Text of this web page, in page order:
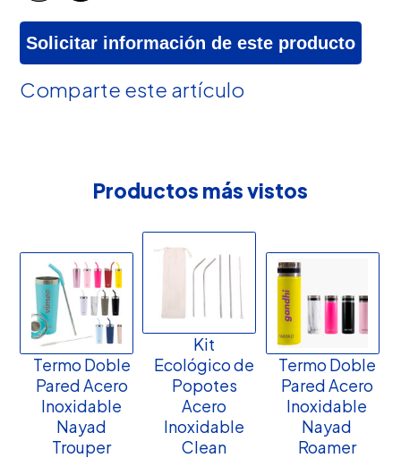
Solicitar información de este producto
Comparte este artículo
Productos más vistos
Termo Doble
Pared Acero
Inoxidable
Nayad
Trouper
Kit
Ecológico de
Popotes
Acero
Inoxidable
Clean
Termo Doble
Pared Acero
Inoxidable
Nayad
Roamer